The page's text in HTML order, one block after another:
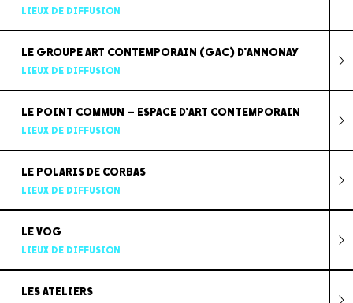
LIEUX DE DIFFUSION
LE GROUPE ART CONTEMPORAIN (GAC) D'ANNONAY
LIEUX DE DIFFUSION
LE POINT COMMUN – ESPACE D'ART CONTEMPORAIN
LIEUX DE DIFFUSION
LE POLARIS DE CORBAS
LIEUX DE DIFFUSION
LE VOG
LIEUX DE DIFFUSION
LES ATELIERS